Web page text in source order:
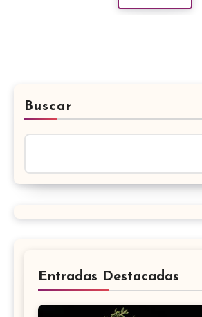
Buscar
Entradas Destacadas